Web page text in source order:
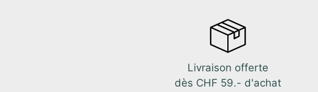
Livraison offerte
dès CHF 59.- d'achat